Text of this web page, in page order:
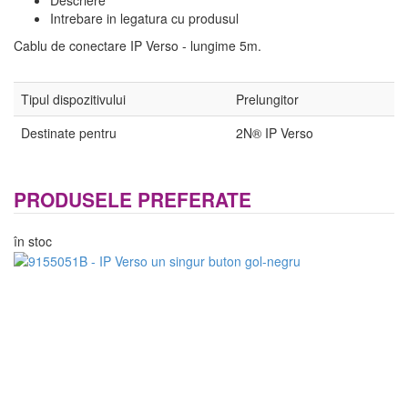
Intrebare in legatura cu produsul
Cablu de conectare IP Verso - lungime 5m.
Tipul dispozitivului
Prelungitor
Destinate pentru
2N® IP Verso
PRODUSELE PREFERATE
în stoc